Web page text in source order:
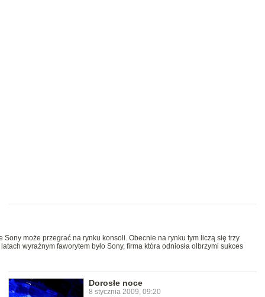
może przegrać na rynku konsoli. Obecnie na rynku tym liczą się trzy
wyraźnym faworytem było Sony, firma która odniosła olbrzymi sukces
Dorosłe noce
8 stycznia 2009, 09:20